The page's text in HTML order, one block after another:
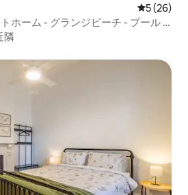
レビュー
5 (26)
ホーム - グランジビーチ - プール -
隣